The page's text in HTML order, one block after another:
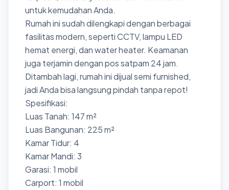
untuk kemudahan Anda.
Rumah ini sudah dilengkapi dengan berbagai
fasilitas modern, seperti CCTV, lampu LED
hemat energi, dan water heater. Keamanan
juga terjamin dengan pos satpam 24 jam.
Ditambah lagi, rumah ini dijual semi furnished,
jadi Anda bisa langsung pindah tanpa repot!
Spesifikasi:
Luas Tanah: 147 m²
Luas Bangunan: 225 m²
Kamar Tidur: 4
Kamar Mandi: 3
Garasi: 1 mobil
Carport: 1 mobil